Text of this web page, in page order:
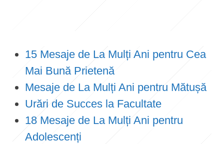
15 Mesaje de La Mulți Ani pentru Cea
Mai Bună Prietenă
Mesaje de La Mulți Ani pentru Mătușă
Urări de Succes la Facultate
18 Mesaje de La Mulți Ani pentru
Adolescenți